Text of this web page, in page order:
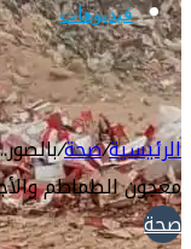
فيديوهات
الرئيسية/صحة/
معجون الطماطم
صحة